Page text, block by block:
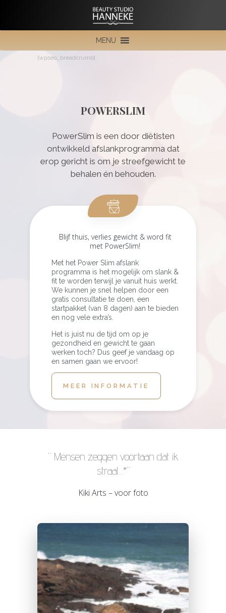
MENU
[wpseo_breadcrumb]
POWERSLIM
PowerSlim is een door diëtisten
ontwikkeld afslankprogramma dat
erop gericht is om je streefgewicht te
behalen én behouden.
Blijf thuis, verlies gewicht & word fit
met PowerSlim!
Met het Power Slim afslank
programma is het mogelijk om slank &
fit te worden terwijl je vanuit huis werkt.
We kunnen je snel helpen door een
gratis consultatie te doen, een
startpakket (van 8 dagen) aan te bieden
en nog vele extra’s.
Het is juist nu de tijd om op je
gezondheid en gewicht te gaan
werken toch? Dus geef je vandaag op
en samen gaan we ervoor!
MEER INFORMATIE
” Mensen zeggen voortaan dat ik
straal…*”
Kiki Arts – voor foto